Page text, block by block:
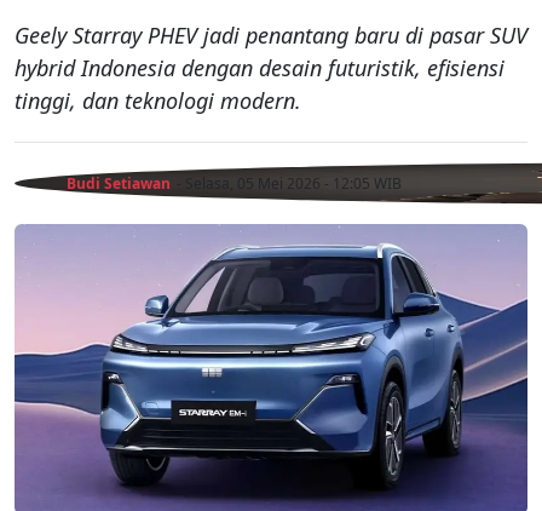
Geely Starray PHEV jadi penantang baru di pasar SUV
hybrid Indonesia dengan desain futuristik, efisiensi
tinggi, dan teknologi modern.
Budi Setiawan - Selasa, 05 Mei 2026 - 12:05 WIB